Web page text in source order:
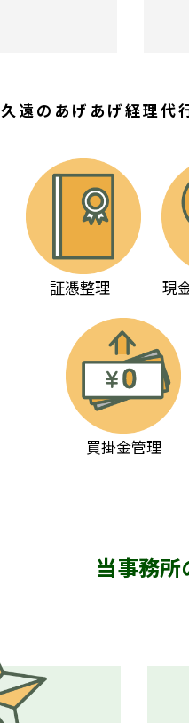
久遠のあげあげ経理代
証憑整理 現
買掛金管理
当事務